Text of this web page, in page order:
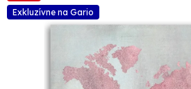
Exkluzívne na Gario